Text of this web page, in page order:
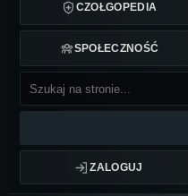
CZOŁGOPEDIA
SPOŁECZNOŚĆ
ZALOGUJ